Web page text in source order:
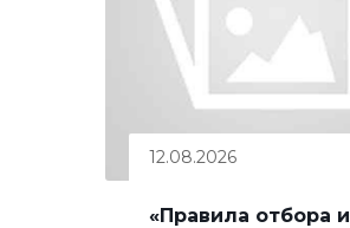
12.08.2026
«Правила отбора и